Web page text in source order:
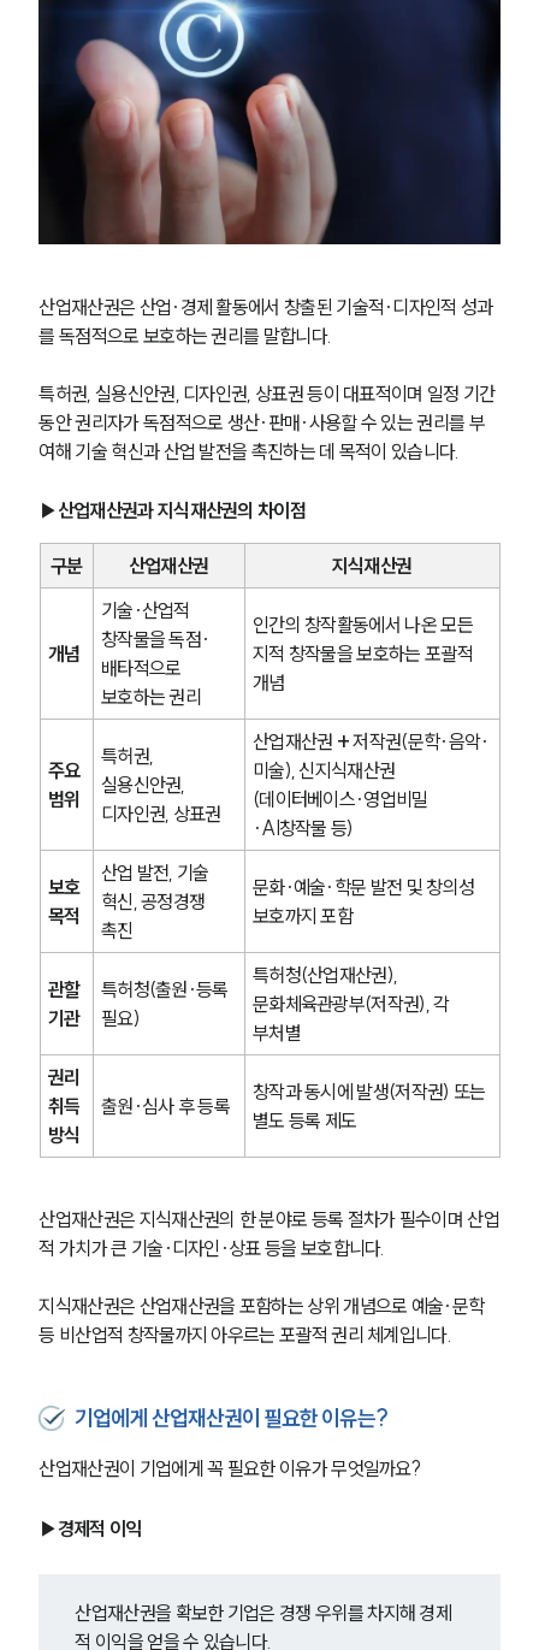
산업재산권은 산업·경제 활동에서 창출된 기술적·디자인적 성과
를 독점적으로 보호하는 권리를 말합니다.
특허권, 실용신안권, 디자인권, 상표권 등이 대표적이며 일정 기간
동안 권리자가 독점적으로 생산·판매·사용할 수 있는 권리를 부
여해 기술 혁신과 산업 발전을 촉진하는 데 목적이 있습니다.
▶산업재산권과 지식재산권의 차이점
구분 산업재산권 지식재산권
개념
기술·산업적
창작물을 독점·
배타적으로
보호하는 권리
인간의 창작활동에서 나온 모든
지적 창작물을 보호하는 포괄적
개념
주요
범위
특허권,
실용신안권,
디자인권, 상표권
산업재산권 + 저작권(문학·음악·
미술), 신지식재산권
(데이터베이스·영업비밀
·AI창작물 등)
보호
목적
산업 발전, 기술
혁신, 공정경쟁
촉진
문화·예술·학문 발전 및 창의성
보호까지 포함
관할
기관
특허청(출원·등록
필요)
특허청(산업재산권),
문화체육관광부(저작권), 각
부처별
권리
취득
방식
출원·심사 후 등록
창작과 동시에 발생(저작권) 또는
별도 등록 제도
산업재산권은 지식재산권의 한 분야로 등록 절차가 필수이며 산업
적 가치가 큰 기술·디자인·상표 등을 보호합니다.
지식재산권은 산업재산권을 포함하는 상위 개념으로 예술·문학
등 비산업적 창작물까지 아우르는 포괄적 권리 체계입니다.
기업에게 산업재산권이 필요한 이유는?
산업재산권이 기업에게 꼭 필요한 이유가 무엇일까요?
▶경제적 이익
산업재산권을 확보한 기업은 경쟁 우위를 차지해 경제
적 이익을 얻을 수 있습니다.